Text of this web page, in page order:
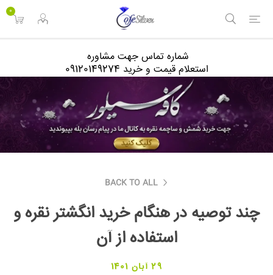
0
شماره تماس جهت مشاوره
استعلام قیمت و خرید 09120149274
BACK TO ALL
چند توصیه در هنگام خرید انگشتر نقره و
استفاده از آن
29 آبان 1401